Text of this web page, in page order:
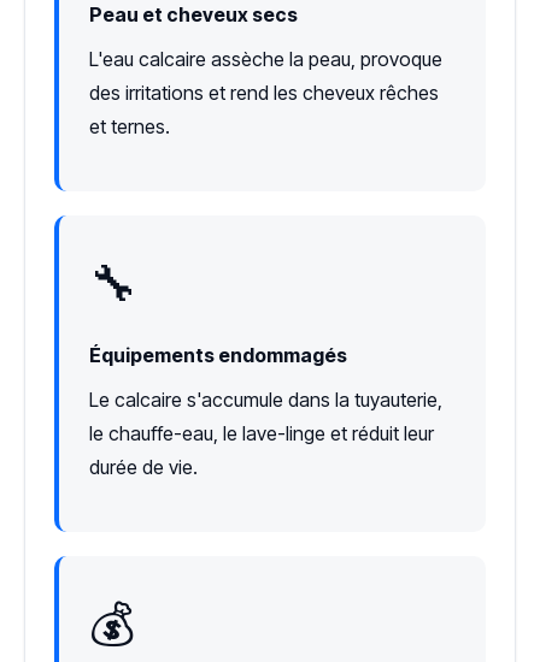
Peau et cheveux secs
L'eau calcaire assèche la peau, provoque
des irritations et rend les cheveux rêches
et ternes.
🔧
Équipements endommagés
Le calcaire s'accumule dans la tuyauterie,
le chauffe-eau, le lave-linge et réduit leur
durée de vie.
💰